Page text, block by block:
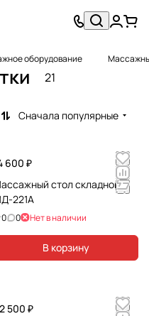
оборудование
21
Сначала популярные
600 ₽
стол складной
221А
0 0 Нет в наличии
В корзину
500 ₽